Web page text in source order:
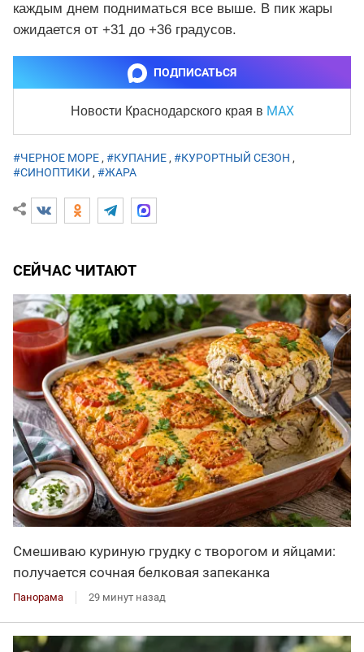
каждым днем подниматься все выше. В пик жары
ожидается от +31 до +36 градусов.
ПОДПИСАТЬСЯ
Новости Краснодарского края в MAX
#ЧЕРНОЕ МОРЕ , #КУПАНИЕ , #КУРОРТНЫЙ СЕЗОН ,
#СИНОПТИКИ , #ЖАРА
СЕЙЧАС ЧИТАЮТ
Смешиваю куриную грудку с творогом и яйцами:
получается сочная белковая запеканка
Панорама 29 минут назад